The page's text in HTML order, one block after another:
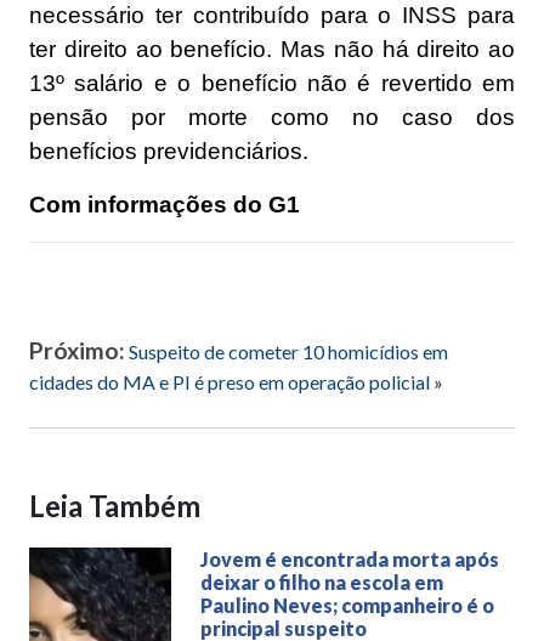
necessário ter contribuído para o INSS para
ter direito ao benefício. Mas não há direito ao
13º salário e o benefício não é revertido em
pensão por morte como no caso dos
benefícios previdenciários.
Com informações do G1
Próximo: Suspeito de cometer 10 homicídios em
cidades do MA e PI é preso em operação policial »
Leia Também
Jovem é encontrada morta após
deixar o filho na escola em
Paulino Neves; companheiro é o
principal suspeito